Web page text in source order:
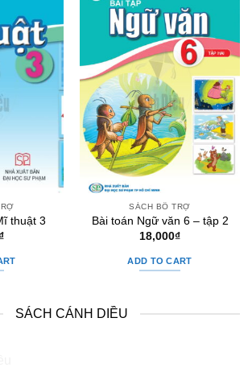
thuật 3
SÁCH BỔ TRỢ
Bài toán Ngữ văn 6 – tập 2
18,000₫
ADD TO CART
SÁCH CÁNH DIỀU